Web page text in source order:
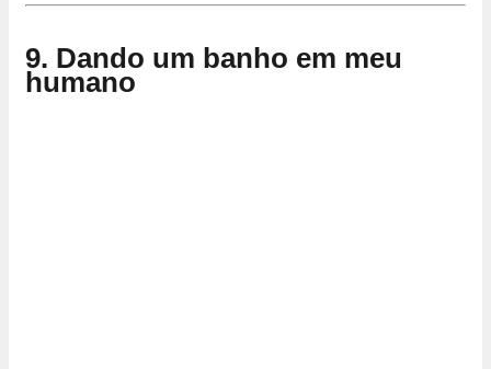
9. Dando um banho em meu
humano